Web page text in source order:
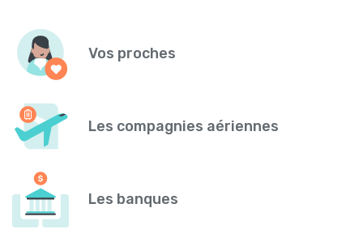
Vos proches
Les compagnies aériennes
Les banques